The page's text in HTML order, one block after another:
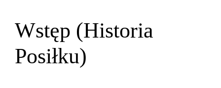
Wstęp (Historia
Posiłku)